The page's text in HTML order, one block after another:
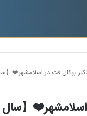
بوکال فت در اسلامشهر❤️【سال 1405
【سال 1405】